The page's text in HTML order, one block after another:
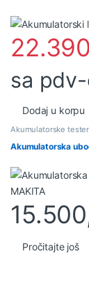
sa
Dodaj u korpu
Akumulatorske
Akumulatorska
Pročitajte još